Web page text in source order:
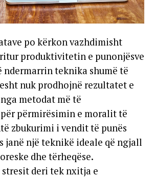
po kërkon vazhdimisht
produktivitetin e punonjësve
ndermarrin teknika shumë të
nuk prodhojnë rezultatet e
metodat më të
përmirësimin e moralit të
zbukurimi i vendit të punës
janë një teknikë ideale që ngjall
dhe tërheqëse.
deri tek nxitja e